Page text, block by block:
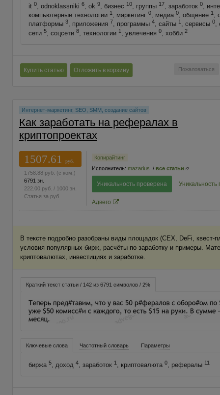
it 0, odnoklassniki 6, ok 9, бизнес 10, группы 17 , заработок 0,
компьютерные технологии 1, маркетинг 0, медиа 0, общение 1,
платформы 3, приложения 7, программы 4, сайты 1, сервисы 0,
сети 5, соцсети 8, технологии 1, увлечения 0, хобби 2
Пожаловаться
Купить статью Отложить в корзину
Интернет-маркетинг, SEO, SMM, создание сайтов
Как заработать на рефералах в
криптопроектах
1507.61
руб.
1758.88 руб. (с ком.)
6791 зн.
222.00 руб. / 1000 зн.
Статья за руб.
Копирайтинг
Исполнитель: mazarius / все статьи
Уникальность проверена Уникальность
Адвего
В тексте подробно разобраны виды площадок (CEX, DeFi, квест-
условия популярных бирж, расчёты по заработку и примеры.
криптовалютах, инвестициях и заработке.
Краткий текст статьи / 142 из 6791 символов / 2%
Ключевые слова Частотный словарь Параметры
биржа 5, доход 4, заработок 1, криптовалюта 0, рефералы 11